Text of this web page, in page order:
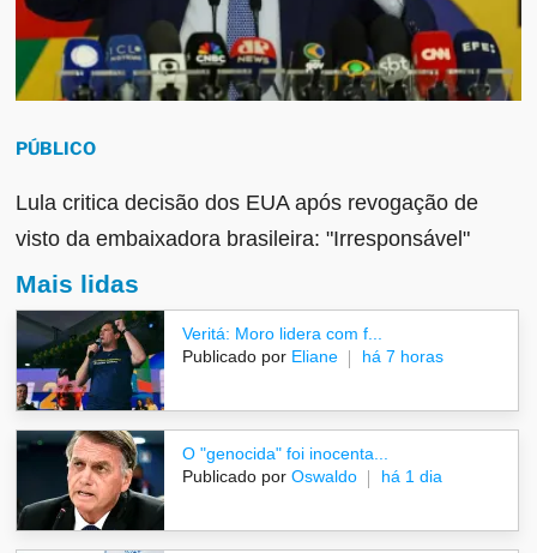
PÚBLICO
Lula critica decisão dos EUA após revogação de
visto da embaixadora brasileira: "Irresponsável"
Mais lidas
Veritá: Moro lidera com f...
Publicado por Eliane há 7 horas
O "genocida" foi inocenta...
Publicado por Oswaldo há 1 dia